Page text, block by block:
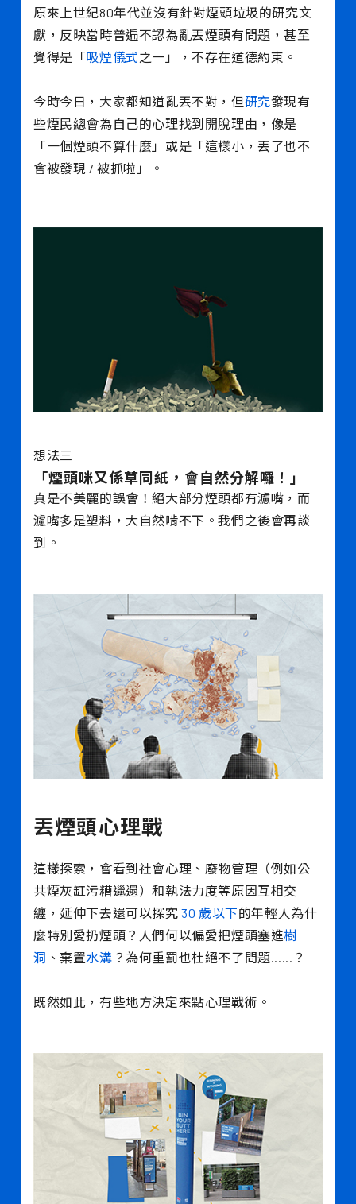
原來上世紀80年代並沒有針對煙頭垃圾的研究文
獻，反映當時普遍不認為亂丟煙頭有問題，甚至
覺得是「吸煙儀式之一」，不存在道德約束。
今時今日，大家都知道亂丟不對，但研究發現有
些煙民總會為自己的心理找到開脫理由，像是
「一個煙頭不算什麼」或是「這樣小，丟了也不
會被發現 / 被抓啦」。
想法三
「煙頭咪又係草同紙，會自然分解囉！」
真是不美麗的誤會！絕大部分煙頭都有濾嘴，而
濾嘴多是塑料，大自然啃不下。我們之後會再談
到。
丟煙頭心理戰
這樣探索，會看到社會心理、廢物管理（例如公
共煙灰缸污糟邋遢）和執法力度等原因互相交
纏，延伸下去還可以探究30 歲以下的年輕人為什
麼特別愛扔煙頭？人們何以偏愛把煙頭塞進樹
洞 、棄置水溝 ？為何重罰也杜絕不了問題......？
既然如此，有些地方決定來點心理戰術。